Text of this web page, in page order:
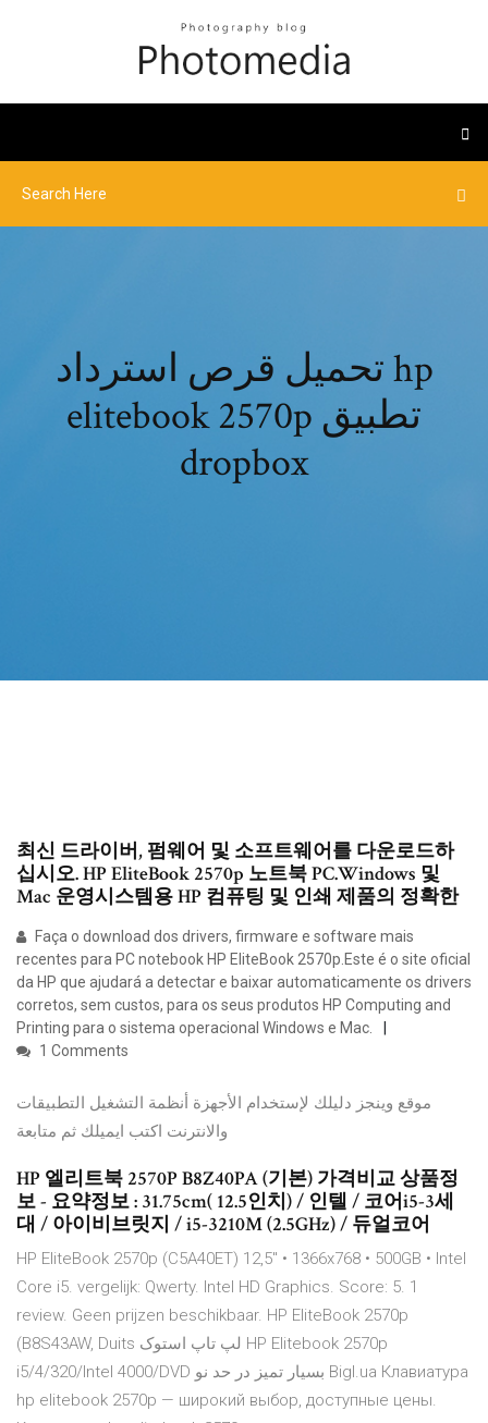
تحميل قرص استرداد hp
elitebook 2570p تطبيق
dropbox
최신 드라이버, 펌웨어 및 소프트웨어를 다운로드하
십시오. HP EliteBook 2570p 노트북 PC.Windows 및
Mac 운영시스템용 HP 컴퓨팅 및 인쇄 제품의 정확한
Faça o download dos drivers, firmware e software mais
recentes para PC notebook HP EliteBook 2570p.Este é o site oficial
da HP que ajudará a detectar e baixar automaticamente os drivers
corretos, sem custos, para os seus produtos HP Computing and
Printing para o sistema operacional Windows e Mac.
1 Comments
موقع وينجز دليلك لإستخدام الأجهزة أنظمة التشغيل التطبيقات
والانترنت اكتب ايميلك ثم متابعة
HP 엘리트북 2570P B8Z40PA (기본) 가격비교 상품정
보 - 요약정보 : 31.75cm( 12.5인치) / 인텔 / 코어i5-3세
대 / 아이비브릿지 / i5-3210M (2.5GHz) / 듀얼코어
HP EliteBook 2570p (C5A40ET) 12,5" • 1366x768 • 500GB • Intel
Core i5. vergelijk: Qwerty. Intel HD Graphics. Score: 5. 1
review. Geen prijzen beschikbaar. HP EliteBook 2570p
(B8S43AW, Duits لپ تاپ استوک HP Elitebook 2570p
i5/4/320/Intel 4000/DVD بسیار تمیز در حد نو Bigl.ua Клавиатура
hp elitebook 2570p — широкий выбор, доступные цены.